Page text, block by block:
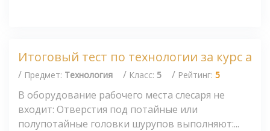
Итоговый тест по технологии за курс а
/ Предмет: Технология / Класс: 5 / Рейтинг: 5
В оборудование рабочего места слесаря не
входит: Отверстия под потайные или
полупотайные головки шурупов выполняют:...